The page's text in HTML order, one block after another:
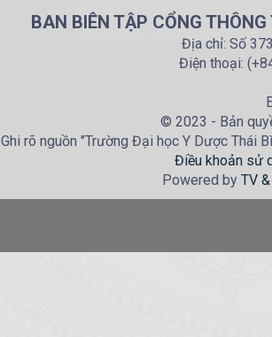
BAN BIÊN TẬP CỔNG
Địa chỉ: Số
Điện thoại:
© 2023 - Bản
Ghi rõ nguồn "Trường Đại học Y Dược Thái
Điều khoản sử
Powered by TV